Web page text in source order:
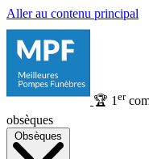
Aller au contenu principal
🏆 1 er
obsèques
Obsèques